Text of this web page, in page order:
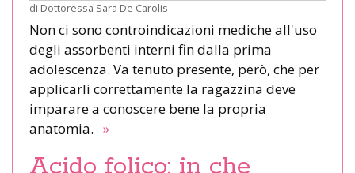
di Dottoressa Sara De Carolis
Non ci sono controindicazioni mediche all'uso
degli assorbenti interni fin dalla prima
adolescenza. Va tenuto presente, però, che per
applicarli correttamente la ragazzina deve
imparare a conoscere bene la propria
anatomia. »